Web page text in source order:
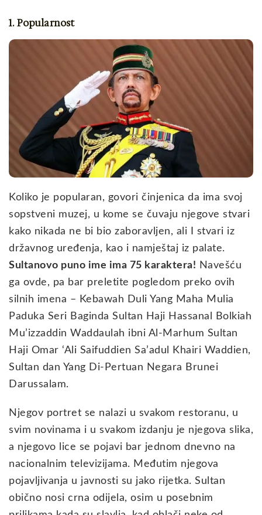
1. Popularnost
Koliko je popularan, govori činjenica da ima svoj
sopstveni muzej, u kome se čuvaju njegove stvari
kako nikada ne bi bio zaboravljen, ali I stvari iz
državnog uređenja, kao i namještaj iz palate.
Sultanovo puno ime ima 75 karaktera! Navešću
ga ovde, pa bar preletite pogledom preko ovih
silnih imena – Kebawah Duli Yang Maha Mulia
Paduka Seri Baginda Sultan Haji Hassanal Bolkiah
Mu’izzaddin Waddaulah ibni Al-Marhum Sultan
Haji Omar ‘Ali Saifuddien Sa’adul Khairi Waddien,
Sultan dan Yang Di-Pertuan Negara Brunei
Darussalam.
Njegov portret se nalazi u svakom restoranu, u
svim novinama i u svakom izdanju je njegova slika,
a njegovo lice se pojavi bar jednom dnevno na
nacionalnim televizijama. Međutim njegova
pojavljivanja u javnosti su jako rijetka. Sultan
obično nosi crna odijela, osim u posebnim